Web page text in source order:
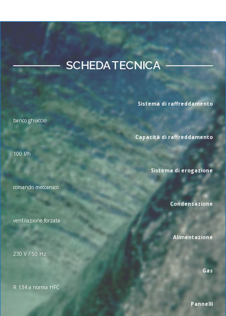
SCHEDA TECNICA
Sistema di raffreddamento
banco ghiaccio
Capacità di raffreddamento
100 l/h
Sistema di erogazione
comando meccanico
Condensazione
ventilazione forzata
Alimentazione
230 V / 50 Hz
Gas
R 134 a norma HFC
Pannelli